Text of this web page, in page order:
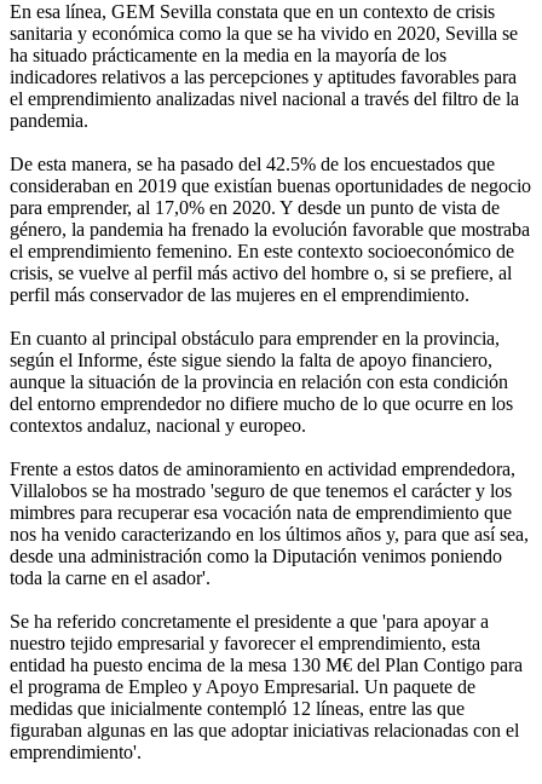
En esa línea, GEM Sevilla constata que en un contexto de crisis
sanitaria y económica como la que se ha vivido en 2020, Sevilla se
ha situado prácticamente en la media en la mayoría de los
indicadores relativos a las percepciones y aptitudes favorables para
el emprendimiento analizadas nivel nacional a través del filtro de la
pandemia.
De esta manera, se ha pasado del 42.5% de los encuestados que
consideraban en 2019 que existían buenas oportunidades de negocio
para emprender, al 17,0% en 2020. Y desde un punto de vista de
género, la pandemia ha frenado la evolución favorable que mostraba
el emprendimiento femenino. En este contexto socioeconómico de
crisis, se vuelve al perfil más activo del hombre o, si se prefiere, al
perfil más conservador de las mujeres en el emprendimiento.
En cuanto al principal obstáculo para emprender en la provincia,
según el Informe, éste sigue siendo la falta de apoyo financiero,
aunque la situación de la provincia en relación con esta condición
del entorno emprendedor no difiere mucho de lo que ocurre en los
contextos andaluz, nacional y europeo.
Frente a estos datos de aminoramiento en actividad emprendedora,
Villalobos se ha mostrado 'seguro de que tenemos el carácter y los
mimbres para recuperar esa vocación nata de emprendimiento que
nos ha venido caracterizando en los últimos años y, para que así sea,
desde una administración como la Diputación venimos poniendo
toda la carne en el asador'.
Se ha referido concretamente el presidente a que 'para apoyar a
nuestro tejido empresarial y favorecer el emprendimiento, esta
entidad ha puesto encima de la mesa 130 M€ del Plan Contigo para
el programa de Empleo y Apoyo Empresarial. Un paquete de
medidas que inicialmente contempló 12 líneas, entre las que
figuraban algunas en las que adoptar iniciativas relacionadas con el
emprendimiento'.